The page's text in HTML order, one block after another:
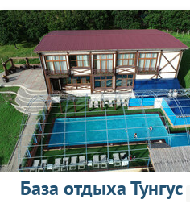
База отдыха Тунгус